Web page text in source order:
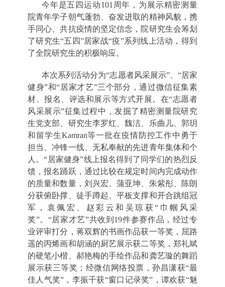
今年是五四运动101 周年，为展示精密测量
院青年学子朝气蓬勃、奋发进取的精神风貌，携
手同心、共抗疫情的坚定信念，院研究生会筹划
了研究生“五四”居家战“疫”系列线上活动，得到
了全院研究生的积极响应。
本次系列活动分为“志愿者风采展示”、“居家
健身”和“居家才艺”三个部分，通过微信征集素
材、报名、评选和展示等方式开展。在“志愿者
风采展示”征集过程中，发掘了精密测量院研究
生党支部、研究生李罗红、魏洁、乐曲儿、郭玥
和留学生Kamran等一批在疫情防控工作中勇于
担当、冲锋一线、无私奉献的先进青年集体和个
人。“居家健身”线上报名得到了同学们的热烈反
馈，报名踊跃，通过比较在规定时间内完成动作
的质量和数量，刘兴宏、蒲亚坤、朱紫彤、陈朗
分获俯卧撑、徒手蹲起、平板支撑和开合跳组冠
军，袁佩宏、赵彩云和吴琼获“巾帼风采
奖”。“居家才艺”共收到 19件参赛作品，经过专
业评审打分，蒋双辉的书画作品获一等奖，屈路
遥的丙烯画和胡涵的厨艺展示获二等奖，郑礼斌
的硬笔小楷、郝艳梅的手绘作品和龚艺璇的舞蹈
展示获三等奖；经微信网络投票，孙昌潇获“最
佳人气奖”，李振千获“窗口记录奖”，谭欢获“魅